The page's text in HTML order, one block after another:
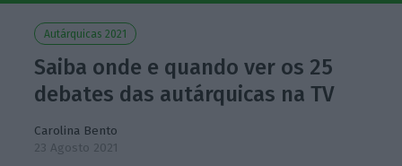
Autárquicas 2021
Saiba onde e quando ver os 25
debates das autárquicas na TV
Carolina Bento
23 Agosto 2021